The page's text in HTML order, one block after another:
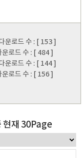
운로드 수 : [ 153 ]
운로드 수 : [ 484 ]
운로드 수 : [ 144 ]
운로드 수 : [ 156 ]
현재 30Page